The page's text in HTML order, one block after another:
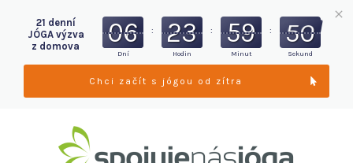
21 denní
JÓGA výzva
z domova
06
Dní
: 23
Hodin
: 59
Minut
: 48
Sekund
Chci začít s jógou od zítra